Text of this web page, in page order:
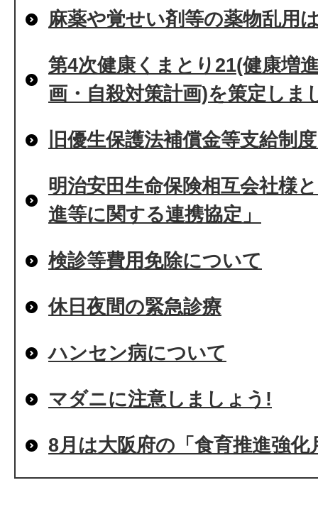
麻薬や覚せい剤等の薬物乱用
第4次健康くまとり21(健康増
画・自殺対策計画)を策定しま
旧優生保護法補償金等支給制
明治安田生命保険相互会社様
進等に関する連携協定」
検診等費用免除について
休日夜間の緊急診療
ハンセン病について
マダニに注意しましょう!
8月は大阪府の「食育推進強化